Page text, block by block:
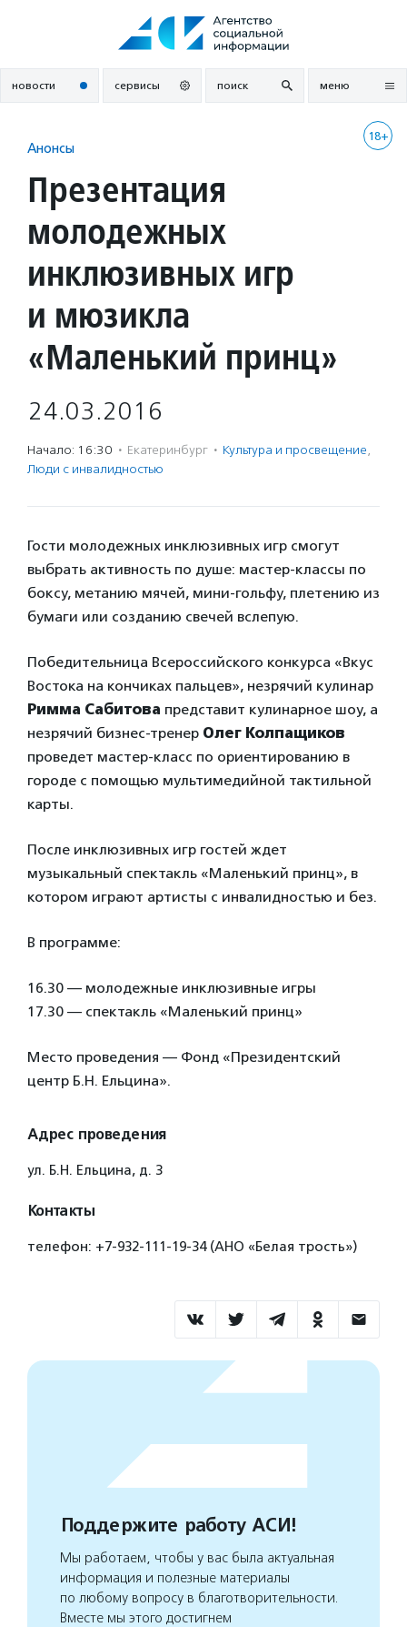
новости сервисы поиск меню
18+
Анонсы
Презентация
молодежных
инклюзивных игр
и мюзикла
«Маленький принц»
24.03.2016
Начало: 16:30 · Екатеринбург · Культура и просвещение,
Люди с инвалидностью
Гости молодежных инклюзивных игр смогут
выбрать активность по душе: мастер-классы по
боксу, метанию мячей, мини-гольфу, плетению из
бумаги или созданию свечей вслепую.
Победительница Всероссийского конкурса «Вкус
Востока на кончиках пальцев», незрячий кулинар
Римма Сабитова представит кулинарное шоу, а
незрячий бизнес-тренер Олег Колпащиков
проведет мастер-класс по ориентированию в
городе с помощью мультимедийной тактильной
карты.
После инклюзивных игр гостей ждет
музыкальный спектакль «Маленький принц», в
котором играют артисты с инвалидностью и без.
В программе:
16.30 — молодежные инклюзивные игры
17.30 — спектакль «Маленький принц»
Место проведения — Фонд «Президентский
центр Б.Н. Ельцина».
Адрес проведения
ул. Б.Н. Ельцина, д. 3
Контакты
телефон: +7-932-111-19-34 (АНО «Белая трость»)
Поддержите работу АСИ!
Мы работаем, чтобы у вас была актуальная
информация и полезные материалы
по любому вопросу в благотворительности.
Вместе мы этого достигнем